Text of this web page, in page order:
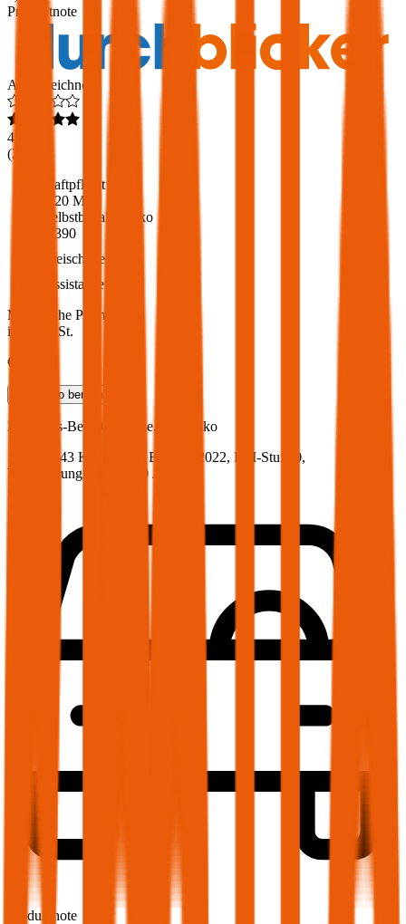
Produktnote
Ausgezeichnet
4,6
(217
Haftpflicht
€ 20 Mio.
Selbstbehalt Kasko
€ 390
Freischaden
Assistance
Monatliche Prämie
inkl. mVSt.
€ 135,12
Teilkasko berechnen
Mercedes-Benz
C-Klasse, Vollkasko
194 PS/143 KW, diesel, Baujahr 2022, BM-Stufe 0,
Versicherungsnehmer 30 Jahre
Produktnote